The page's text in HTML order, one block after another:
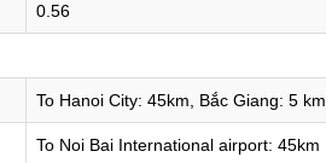
0.56
To Hanoi City: 45km, Bắc Giang: 5 km
To Noi Bai International airport: 45km